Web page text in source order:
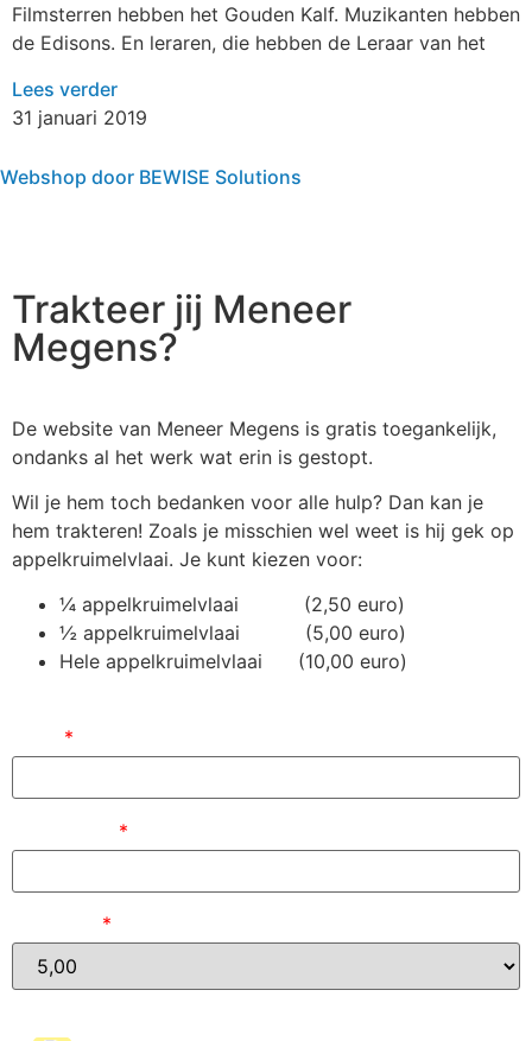
Filmsterren hebben het Gouden Kalf. Muzikanten hebben
de Edisons. En leraren, die hebben de Leraar van het
Lees verder
31 januari 2019
Webshop door BEWISE Solutions
Trakteer jij Meneer
Megens?
De website van Meneer Megens is gratis toegankelijk,
ondanks al het werk wat erin is gestopt.
Wil je hem toch bedanken voor alle hulp? Dan kan je
hem trakteren! Zoals je misschien wel weet is hij gek op
appelkruimelvlaai. Je kunt kiezen voor:
¼ appelkruimelvlaai (2,50 euro)
½ appelkruimelvlaai (5,00 euro)
Hele appelkruimelvlaai (10,00 euro)
*
*
*